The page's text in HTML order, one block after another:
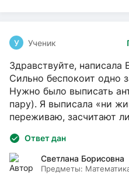
У Ученик
Здравствуйте, написала
Сильно беспокоит одно
Нужно было выписать
пару). Я выписала «ни
переживаю, засчитают
Ответ дан
Светлана Борисовна
Предметы: